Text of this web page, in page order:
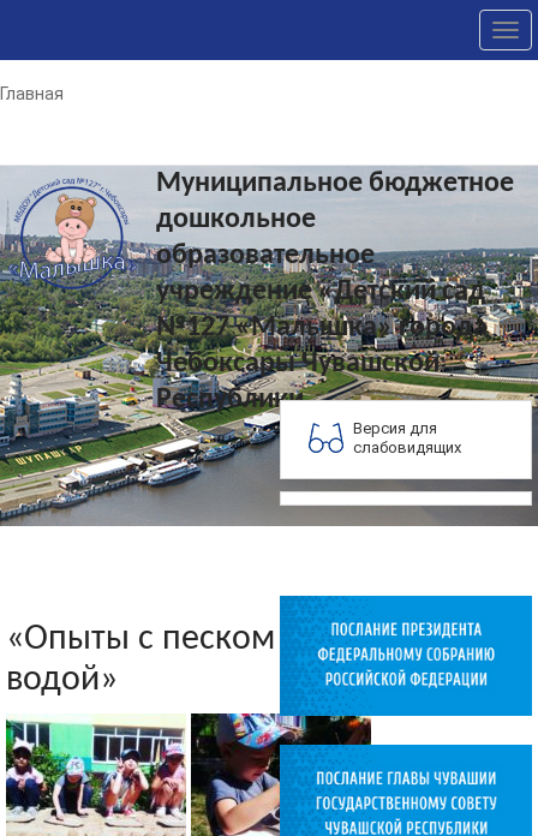
Главная
Муниципальное бюджетное
дошкольное
образовательное
учреждение «Детский сад
№127 «Малышка» города
Чебоксары Чувашской
Республики
Версия для
слабовидящих
«Опыты с песком и
водой»